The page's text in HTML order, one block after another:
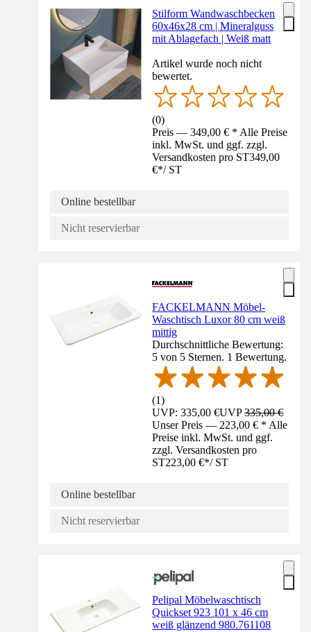
Stilform Wandwaschbecken
60x46x28 cm | Mineralguss
mit Ablagefach | Weiß matt
Artikel wurde noch nicht
bewertet.
(0)
Preis — 349,00 € * Alle Preise
inkl. MwSt. und ggf. zzgl.
Versandkosten pro ST349,00
€*/ ST
Online bestellbar
Nicht reservierbar
FACKELMANN Möbel-
Waschtisch Luxor 80 cm weiß
mittig
Durchschnittliche Bewertung:
5 von 5 Sternen. 1 Bewertung.
(1)
UVP: 335,00 €UVP335,00 €
Unser Preis — 223,00 € * Alle
Preise inkl. MwSt. und ggf.
zzgl. Versandkosten pro
ST223,00 €*/ ST
Online bestellbar
Nicht reservierbar
Pelipal Möbelwaschtisch
Quickset 923 101 x 46 cm
weiß glänzend 980.761108